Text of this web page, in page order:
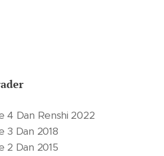
4 Dan Renshi 2022
3 Dan 2018
2 Dan 2015